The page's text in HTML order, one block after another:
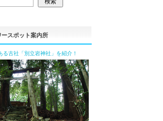
スポット案内所
る古社「別立岩神社」を紹介！